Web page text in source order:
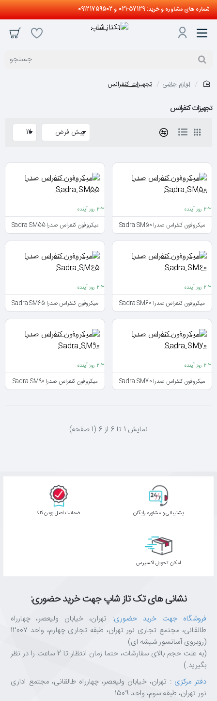
شماره های مشاوره و خرید: 57129-021 و 09121759502
جستجو
لوازم جانبی تجهیزات کنفرانس
تجهیزات کنفرانس
2-3 روز آینده
میکروفون کنفراس صدرا Sadra SM50
2-3 روز آینده
میکروفون کنفراس صدرا Sadra SM55
2-3 روز آینده
میکروفون کنفراس صدرا Sadra SM60
2-3 روز آینده
میکروفون کنفراس صدرا Sadra SM65
2-3 روز آینده
میکروفون کنفراس صدرا Sadra SM70
2-3 روز آینده
میکروفون کنفراس صدرا Sadra SM90
نمايش 1 تا 6 از 6 (1 صفحه)
پشتیبانی و مشاوره رایگان ﺿﻤﺎﻧﺖ اﺻﻞ ﺑﻮدن ﮐﺎﻟﺎ
اﻣﮑﺎن ﺗﺤﻮﯾﻞ اﮐﺴﭙﺮس
نشانی های تک تاز شاپ جهت خرید حضوری:
فروشگاه جهت خرید حضوری: تهران، خیابان ولیعصر، چهارراه
طالقانی، مجتمع تجاری نور تهران، طبقه تجاری چهارم، واحد 12007
(روبروی آسانسور شیشه ای)
(به علت حجم بالای سفارشات، حتما زمان انتظار تا 2 ساعت را در نظر
بگیرید.)
دفتر مرکزی : تهران، خیابان ولیعصر، چهارراه طالقانی، مجتمع اداری
نور تهران، طبقه سوم، واحد 1509